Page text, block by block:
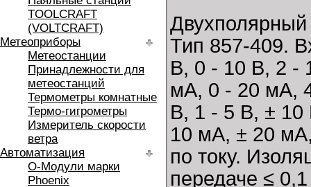
TOOLCRAFT
(VOLTCRAFT)
Метеоприборы
Метеостанции
Принадлежности для
метеостанций
Термометры комнатные
Термо-гигрометры
Измеритель скорости
ветра
Автоматизация
O-Модули марки
Phoenix
Тип 857-409.
В, 0 - 10 В, 2 -
мA, 0 - 20 мA,
В, 1 - 5 В, ±
10 мA, ± 20
по току.
передаче ≤